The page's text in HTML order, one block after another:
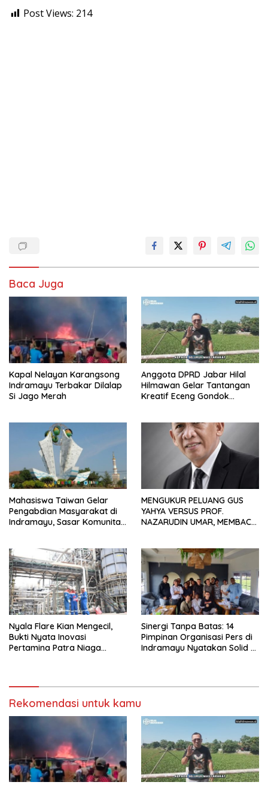
Post Views: 214
Baca Juga
Kapal Nelayan Karangsong
Indramayu Terbakar Dilalap
Si Jago Merah
Anggota DPRD Jabar Hilal
Hilmawan Gelar Tantangan
Kreatif Eceng Gondok
Mahasiswa Taiwan Gelar
Pengabdian Masyarakat di
Indramayu, Sasar Komunitas
MENGUKUR PELUANG GUS
YAHYA VERSUS PROF.
NAZARUDIN UMAR, MEMBACA
Nyala Flare Kian Mengecil,
Bukti Nyata Inovasi
Pertamina Patra Niaga
Sinergi Tanpa Batas: 14
Pimpinan Organisasi Pers di
Indramayu Nyatakan Solid di
Rekomendasi untuk kamu